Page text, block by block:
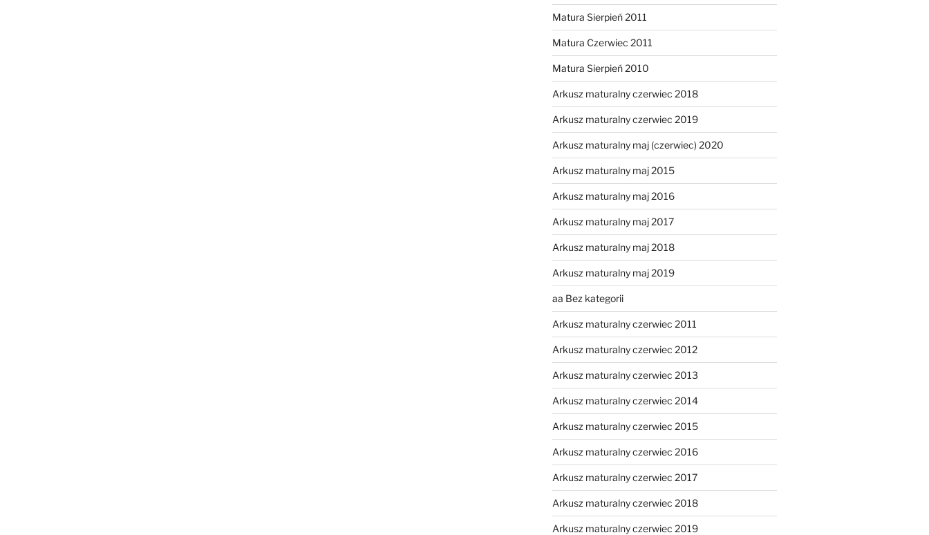
Matura Sierpień 2011
Matura Czerwiec 2011
Matura Sierpień 2010
Arkusz maturalny czerwiec 2018
Arkusz maturalny czerwiec 2019
Arkusz maturalny maj (czerwiec) 2020
Arkusz maturalny maj 2015
Arkusz maturalny maj 2016
Arkusz maturalny maj 2017
Arkusz maturalny maj 2018
Arkusz maturalny maj 2019
aa Bez kategorii
Arkusz maturalny czerwiec 2011
Arkusz maturalny czerwiec 2012
Arkusz maturalny czerwiec 2013
Arkusz maturalny czerwiec 2014
Arkusz maturalny czerwiec 2015
Arkusz maturalny czerwiec 2016
Arkusz maturalny czerwiec 2017
Arkusz maturalny czerwiec 2018
Arkusz maturalny czerwiec 2019